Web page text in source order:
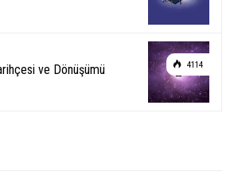
4114
ve Dönüşümü